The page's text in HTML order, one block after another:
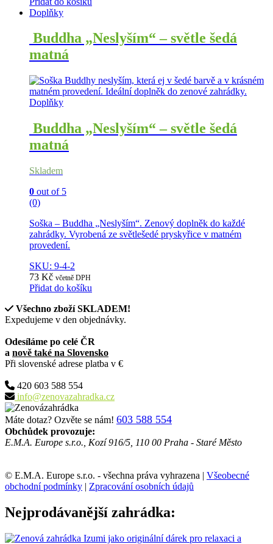
Doplňky
Buddha „Neslyším“ – světle šedá
matná
Doplňky
Buddha „Neslyším“ – světle šedá
matná
Skladem
0 out of 5
(0)
Soška – Buddha „Neslyším“. Zenový doplněk do každé
zahrádky. Vyrobená ze světlešedé pryskyřice v matném
provedení.
SKU: 9-4-2
73 Kč včetně DPH
Přidat do košíku
Všechno zboží SKLADEM!
Expedujeme v den objednávky.
Odesíláme po celé ČR
a nově také na Slovensko
Při slovenské adrese platba v €
420 603 588 554
info@zenovazahradka.cz
Máte dotaz? Ozvěte se nám! 603 588 554
Obchůdek provozuje:
E.M.A. Europe s.r.o., Kozí 916/5, 110 00 Praha - Staré Město
© E.M.A. Europe s.r.o. - všechna práva vyhrazena | Všeobecné
obchodní podmínky | Zpracování osobních údajů
Nejprodávanější zahrádka: